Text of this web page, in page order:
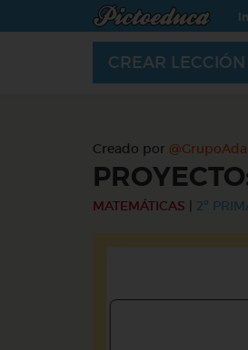
CREAR LECCIÓN
Creado por
MATEMÁTICAS 2º